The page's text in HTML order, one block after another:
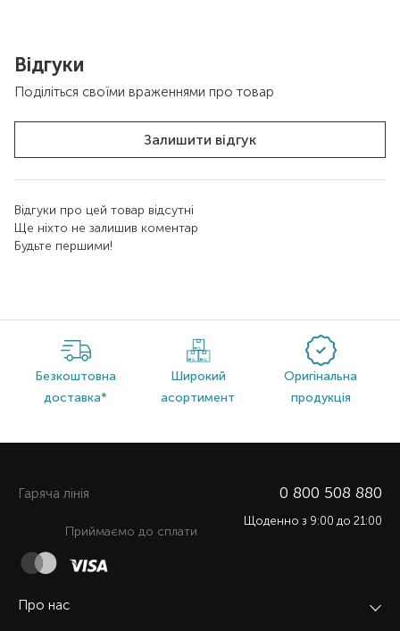
Відгуки
Поділіться своїми враженнями про товар
Залишити відгук
Відгуки про цей товар відсутні
Ще ніхто не залишив коментар
Будьте першими!
Безкоштовна
доставка*
Широкий
асортимент
Оригінальна
продукція
Про нас
Гаряча лiнiя 0 800 508 880
Щоденно з 9:00 до 21:00
Приймаємо до сплати